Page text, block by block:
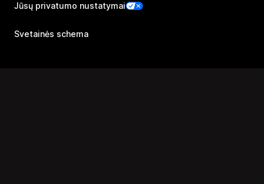
Jūsų privatumo nustatymai
Svetainės schema